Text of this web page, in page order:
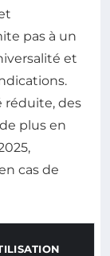
pas à un
et
réduite, des
plus en
cas de